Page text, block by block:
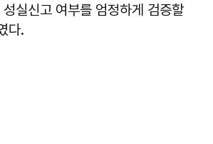
실신고 여부를 엄정하게 검증할
다.